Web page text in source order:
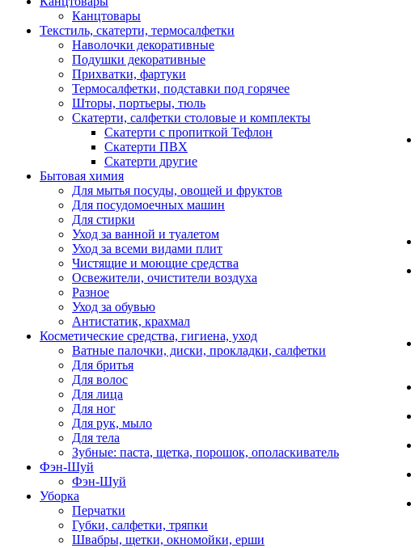
Канцтовары
Текстиль, скатерти, термосалфетки
Наволочки декоративные
Подушки декоративные
Прихватки, фартуки
Термосалфетки, подставки под горячее
Шторы, портьеры, тюль
Скатерти, салфетки столовые и комплекты
Скатерти с пропиткой Тефлон
Скатерти ПВХ
Скатерти другие
Бытовая химия
Для мытья посуды, овощей и фруктов
Для посудомоечных машин
Для стирки
Уход за ванной и туалетом
Уход за всеми видами плит
Чистящие и моющие средства
Освежители, очистители воздуха
Разное
Уход за обувью
Антистатик, крахмал
Косметические средства, гигиена, уход
Ватные палочки, диски, прокладки, салфетки
Для бритья
Для волос
Для лица
Для ног
Для рук, мыло
Для тела
Зубные: паста, щетка, порошок, ополаскиватель
Фэн-Шуй
Фэн-Шуй
Уборка
Перчатки
Губки, салфетки, тряпки
Швабры, щетки, окномойки, ерши